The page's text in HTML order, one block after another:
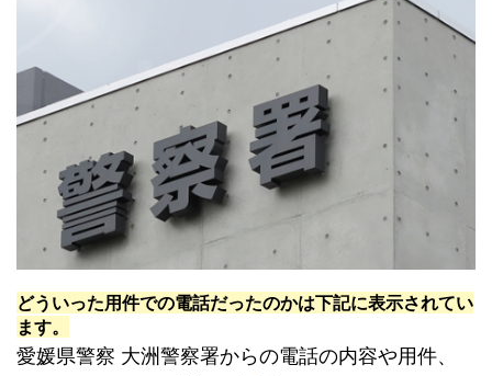
どういった用件での電話だったのかは下記に表示されてい
ます。
愛媛県警察 大洲警察署からの電話の内容や用件、